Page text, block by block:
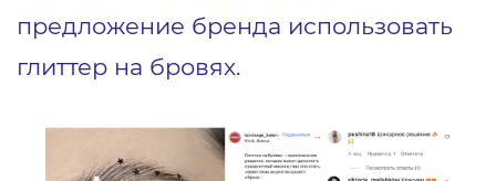
предложение бренда использовать
глиттер на бровях.